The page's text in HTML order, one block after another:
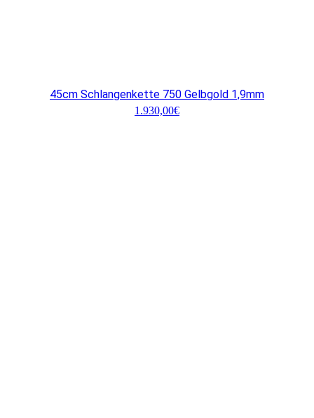
45cm Schlangenkette 750 Gelbgold 1,9mm
1.930,00€